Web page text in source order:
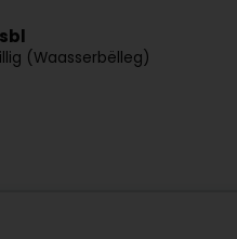
(Waasserbëlleg)